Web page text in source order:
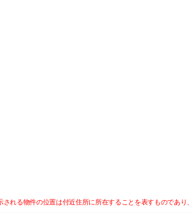
れる物件の位置は付近住所に所在することを表すものであり